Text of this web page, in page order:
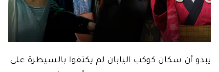
يبدو أن سكان كوكب اليابان لم يكتفوا بالسيطرة على